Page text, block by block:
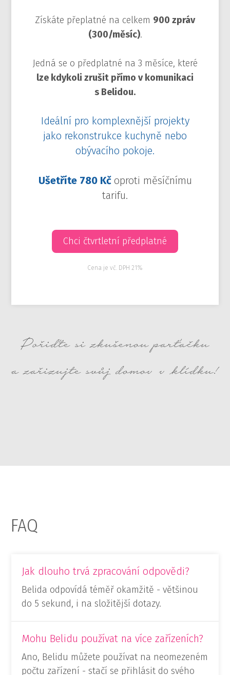
Získáte přeplatné na celkem 900 zpráv
(300/měsíc).
Jedná se o předplatné na 3 měsíce, které
lze kdykoli zrušit přímo v komunikaci
s Belidou.
Ideální pro komplexnější projekty
jako rekonstrukce kuchyně nebo
obývacího pokoje.
Ušetříte 780 Kč oproti měsíčnímu
tarifu.
Chci čtvrtletní předplatné
Cena je vč. DPH 21%
Pořiďte si zkušenou parťačku
a zařizujte svůj domov v klídku!
FAQ
Jak dlouho trvá zpracování odpovědi?
Belida odpovídá téměř okamžitě - většinou
do 5 sekund, i na složitější dotazy.
Mohu Belidu používat na více zařízeních?
Ano, Belidu můžete používat na neomezeném
počtu zařízení - stačí se přihlásit do svého